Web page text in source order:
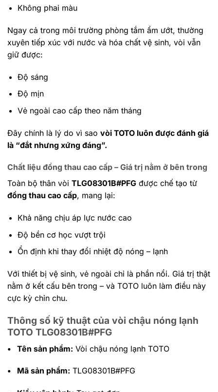
Không phai màu
Ngay cả trong môi trường phòng tắm ẩm ướt, thường
xuyên tiếp xúc với nước và hóa chất vệ sinh, vòi vẫn
giữ được:
Độ sáng
Độ mịn
Vẻ ngoài cao cấp theo năm tháng
Đây chính là lý do vì sao vòi TOTO luôn được đánh giá
là “đắt nhưng xứng đáng”.
Chất liệu đồng thau cao cấp – Giá trị nằm ở bên trong
Toàn bộ thân vòi TLG08301B#PFG được chế tạo từ
đồng thau cao cấp, mang lại:
Khả năng chịu áp lực nước cao
Độ bền cơ học vượt trội
Ổn định khi thay đổi nhiệt độ nóng – lạnh
Với thiết bị vệ sinh, vẻ ngoài chỉ là phần nổi. Giá trị thật
nằm ở kết cấu bên trong – và TOTO luôn làm điều này
cực kỳ chỉn chu.
Thông số kỹ thuật của vòi chậu nóng lạnh
TOTO TLG08301B#PFG
• Tên sản phẩm: Vòi chậu nóng lạnh TOTO
• Mã sản phẩm: TLG08301B#PFG